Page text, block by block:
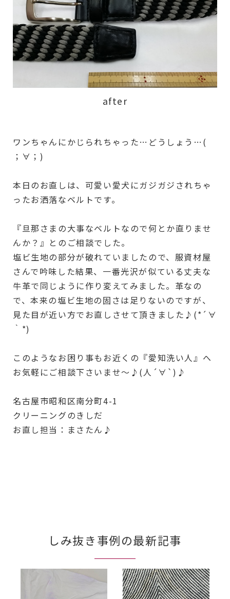
after
ワンちゃんにかじられちゃった…どうしょう…(
；∀；)
本日のお直しは、可愛い愛犬にガジガジされちゃ
ったお洒落なベルトです。
『旦那さまの大事なベルトなので何とか直りませ
んか？』とのご相談でした。
塩ビ生地の部分が破れていましたので、服資材屋
さんで吟味した結果、一番光沢が似ている丈夫な
牛革で同じように作り変えてみました。革なの
で、本来の塩ビ生地の固さは足りないのですが、
見た目が近い方でお直しさせて頂きました♪(*´∀
｀*)
このようなお困り事もお近くの『愛知洗い人』へ
お気軽にご相談下さいませ～♪(人´∀`)♪
名古屋市昭和区南分町4-1
クリーニングのきしだ
お直し担当：まさたん♪
しみ抜き事例の最新記事